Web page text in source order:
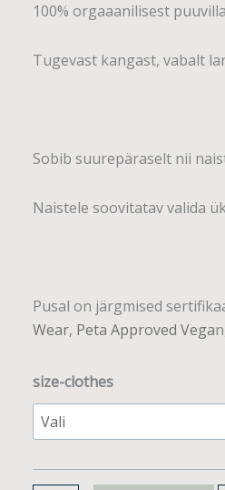
100% orgaaanilisest
Tugevast kangast, vabalt
Sobib suurepäraselt nii
Naistele soovitatav valida
Pusal on järgmised
Wear, Peta Approved Vega
size-clothes
PERG
roheline
pusa
kogus